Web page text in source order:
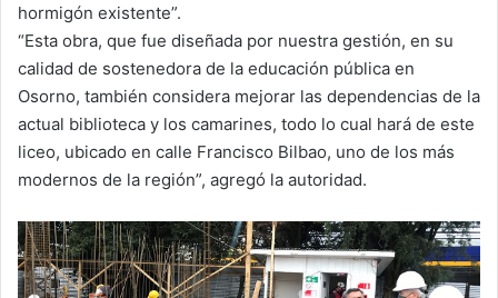
hormigón existente”.
“Esta obra, que fue diseñada por nuestra gestión, en su
calidad de sostenedora de la educación pública en
Osorno, también considera mejorar las dependencias de la
actual biblioteca y los camarines, todo lo cual hará de este
liceo, ubicado en calle Francisco Bilbao, uno de los más
modernos de la región”, agregó la autoridad.